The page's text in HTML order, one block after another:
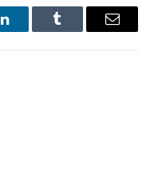
LinkedInTumblr Имэйл